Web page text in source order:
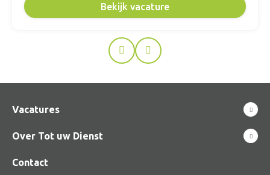
Bekijk vacature
Prev Next
Vacatures
Over Tot uw Dienst
Contact